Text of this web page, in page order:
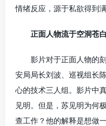
情绪反应，源于私欲得到
正面人物流于空洞苍白
影片对于正面人物的
安局局长刘波、巡视组长
心的技术三人组。影片中
见明。但是，苏见明为何
查工作？他的解释是想做